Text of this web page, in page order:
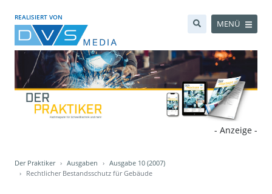
REALISIERT VON
MENÜ
- Anzeige -
Der Praktiker Ausgaben
Ausgabe 10 (2007)
Rechtlicher Bestandsschutz für Gebäude